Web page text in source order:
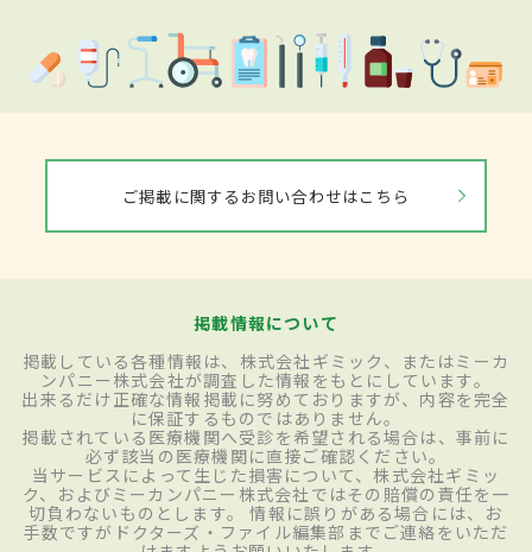
ご掲載に関するお問い合わせはこちら
掲載情報について
掲載している各種情報は、株式会社ギミック、またはミーカ
ンパニー株式会社が調査した情報をもとにしています。
出来るだけ正確な情報掲載に努めておりますが、内容を完全
に保証するものではありません。
掲載されている医療機関へ受診を希望される場合は、事前に
必ず該当の医療機関に直接ご確認ください。
当サービスによって生じた損害について、株式会社ギミッ
ク、およびミーカンパニー株式会社ではその賠償の責任を一
切負わないものとします。 情報に誤りがある場合には、お
手数ですがドクターズ・ファイル編集部までご連絡をいただ